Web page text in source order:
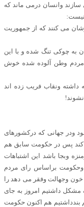
وانسان درمی ماند که
می کنند که از جمهوریت
به چوکی تنگ شده و با این
مردم وطن آلوده شده خوش
داشته ونقاب فریب زده اند
ودر جهانی که درکشورهای
کند پس در حکومت سابق هم
وبجا باشد این اشتباهات
براساس رای مردم
وجهالت وفقر می دهد را
مشکل داشتیم امروز به جای
هم اکنون حکومت